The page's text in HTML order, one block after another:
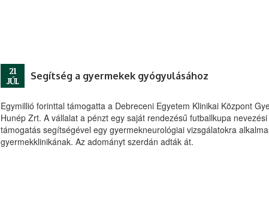
21
JÚL
Segítség a gyermekek gyógyulásához
Egymillió forinttal támogatta a Debreceni Egyetem Klinikai Központ
Hunép Zrt. A vállalat a pénzt egy saját rendezésű futballkupa
támogatás segítségével egy gyermekneurológiai vizsgálatokra
gyermekklinikának. Az adományt szerdán adták át.